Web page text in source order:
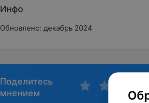
Инфо
Обновлено: декабрь 2024
Поделитесь
мнением